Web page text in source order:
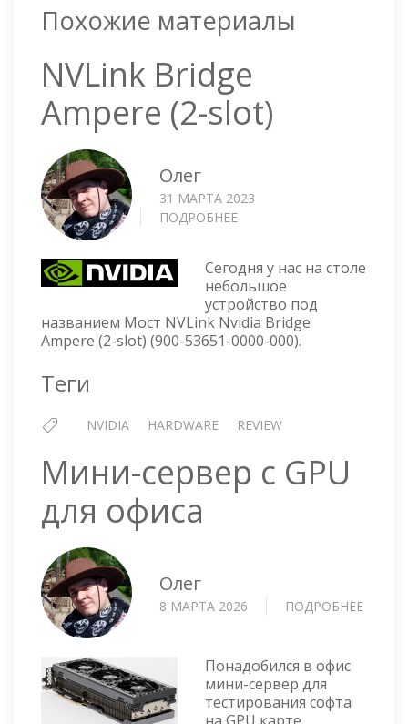
Похожие материалы
NVLink Bridge
Ampere (2-slot)
Олег
31 МАРТА 2023
ПОДРОБНЕЕ
AMPERE
(2-
SLOT)
Сегодня у нас на столе
небольшое
устройство под
названием Мост NVLink Nvidia Bridge
Ampere (2-slot) (900-53651-0000-000).
Теги
NVIDIA HARDWARE REVIEW
Мини-сервер с GPU
для офиса
Олег
8 МАРТА 2026 ПОДРОБНЕЕ
Понадобился в офис
мини-сервер для
тестирования софта